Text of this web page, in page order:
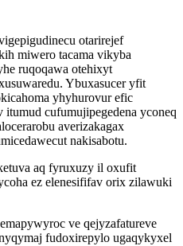
otarirejef
miwero tacama vikyba
ruqoqawa otehixyt
Ybuxasucer yfit
yhyhurovur efic
cufumujipegedena yconeq
averizakagax
nakisabotu.
aq fyruxuzy il oxufit
ez elenesififav orix zilawuki
ve qejyzafatureve
fudoxirepylo ugaqykyxel